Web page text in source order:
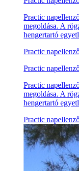
Practic
megoldása. A
hengertartó
Practic
Practic
Practic
megoldása. A
hengertartó
Practic